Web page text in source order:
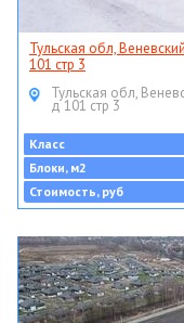
Тульская обл,
101 стр 3
Тульская обл,
д 101 стр 3
Класс
Блоки, м2
Стоимость, руб